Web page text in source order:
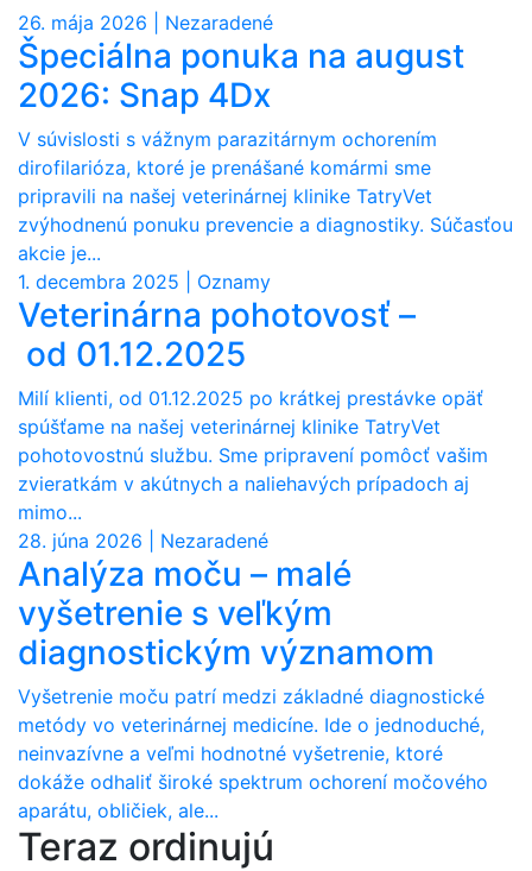
26. mája 2026 | Nezaradené
Špeciálna ponuka na august
2026: Snap 4Dx
V súvislosti s vážnym parazitárnym ochorením
dirofilarióza, ktoré je prenášané komármi sme
pripravili na našej veterinárnej klinike TatryVet
zvýhodnenú ponuku prevencie a diagnostiky. Súčasťou
akcie je...
1. decembra 2025 | Oznamy
Veterinárna pohotovosť –
od 01.12.2025
Milí klienti, od 01.12.2025 po krátkej prestávke opäť
spúšťame na našej veterinárnej klinike TatryVet
pohotovostnú službu. Sme pripravení pomôcť vašim
zvieratkám v akútnych a naliehavých prípadoch aj
mimo...
28. júna 2026 | Nezaradené
Analýza moču – malé
vyšetrenie s veľkým
diagnostickým významom
Vyšetrenie moču patrí medzi základné diagnostické
metódy vo veterinárnej medicíne. Ide o jednoduché,
neinvazívne a veľmi hodnotné vyšetrenie, ktoré
dokáže odhaliť široké spektrum ochorení močového
aparátu, obličiek, ale...
Teraz ordinujú